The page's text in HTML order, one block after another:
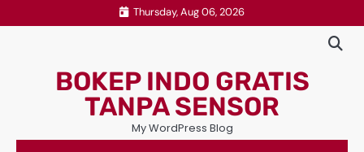
to
Thursday, Aug 06, 2026
BOKEP INDO GRATIS
TANPA SENSOR
My WordPress Blog